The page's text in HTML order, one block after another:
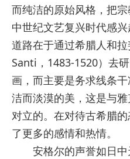
而纯洁的原始风格，把
中世纪文艺复兴时代感
道路在于通过希腊人和
Santi，1483-1520）去
画，而主要是务求线条
洁而淡漠的美，这是与雅
对立的。在对待古希腊
了更多的感情和热情。
安格尔的声誉如日中